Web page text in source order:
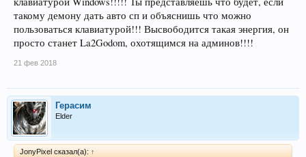
лбом долбишся или что? да утыкайся ты уже наконец, срать чем вы там
пользуетесь, только срать на тех кто не пользуется без основательно или
основываясь только на своих альфа скилах, или своем опыте использования
стороннего ПО не нужно, не докажешь, так же ка к и не докажешь
заснято ничего кроме игры, пояснять дальше смысла не вижу, ты так же
прилетает заряженный шилкой и понтуеца почем свет видел:)
такому демону дать авто сп и объяснишь что можно
пользоваться клавиатурой!!! Высвободится такая энергия, он
просто станет La2Godom, охотящимся на админов!!!!
21 фев 2018
Герасим
Elder
JonyPixel сказал(а): ↑